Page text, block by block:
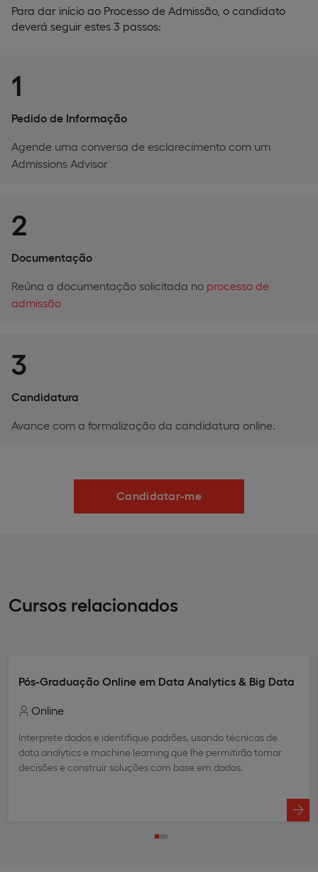
Para dar início ao Processo de Admissão, o candidato
deverá seguir estes 3 passos:
1
Pedido de Informação
Agende uma conversa de esclarecimento com um
Admissions Advisor
2
Documentação
Reúna a documentação solicitada no processo de
admissão
3
Candidatura
Avance com a formalização da candidatura online.
Candidatar-me
Cursos relacionados
Pós-Graduação Online em Data Analytics & Big Data
Online
Interprete dados e identifique padrões, usando técnicas de
data analytics e machine learning que lhe permitirão tomar
decisões e construir soluções com base em dados.